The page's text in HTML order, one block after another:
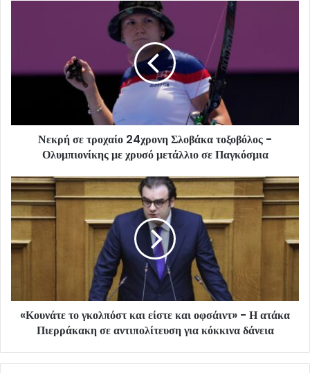
Νεκρή σε τροχαίο 24χρονη Σλοβάκα τοξοβόλος -
Ολυμπιονίκης με χρυσό μετάλλιο σε Παγκόσμια
«Κουνάτε το γκολπόστ και είστε και οφσάιντ» - Η ατάκα
Πιερράκακη σε αντιπολίτευση για κόκκινα δάνεια